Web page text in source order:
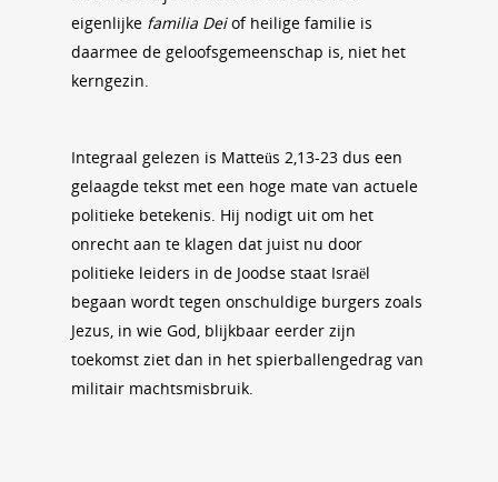
eigenlijke familia Deiof heilige familie is
daarmee de geloofsgemeenschap is, niet het
kerngezin.
Integraal gelezen is Matteüs 2,13-23 dus een
gelaagde tekst met een hoge mate van actuele
politieke betekenis. Hij nodigt uit om het
onrecht aan te klagen dat juist nu door
politieke leiders in de Joodse staat Israël
begaan wordt tegen onschuldige burgers zoals
Jezus, in wie God, blijkbaar eerder zijn
toekomst ziet dan in het spierballengedrag van
militair machtsmisbruik.